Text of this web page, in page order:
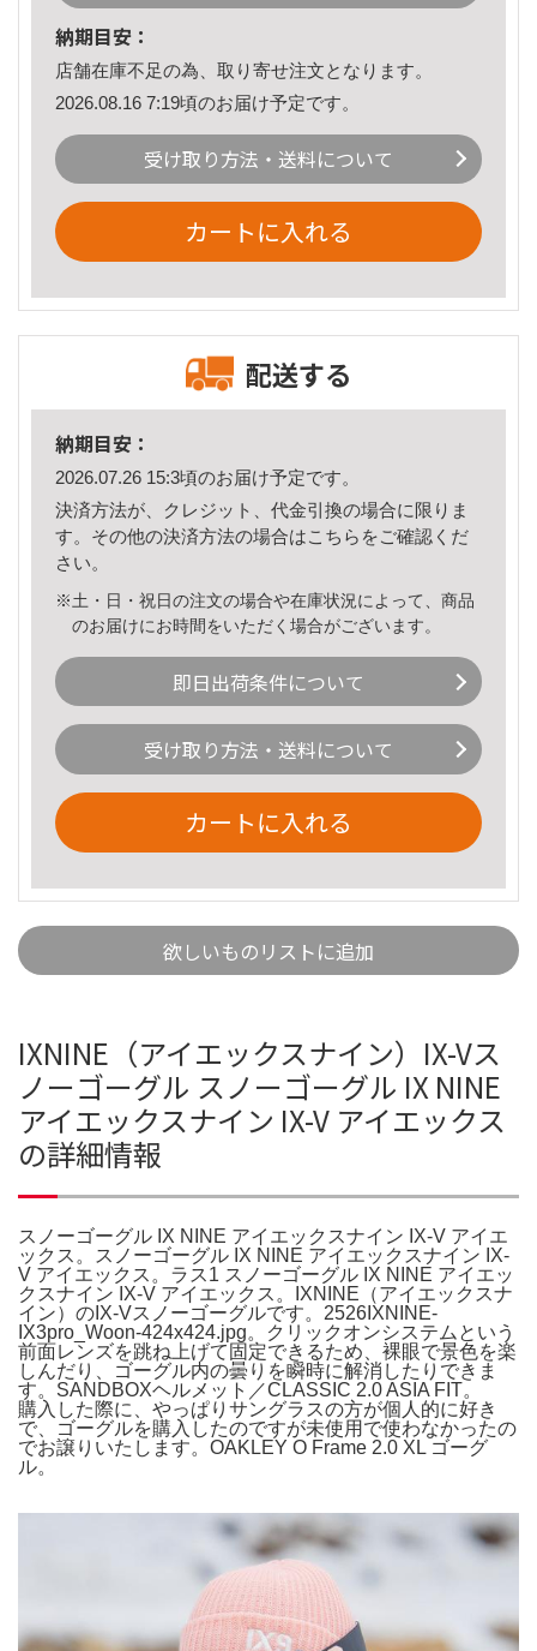
納期目安：
店舗在庫不足の為、取り寄せ注文となります。
2026.08.16 7:19頃のお届け予定です。
受け取り方法・送料について
カートに入れる
配送する
納期目安：
2026.07.26 15:3頃のお届け予定です。
決済方法が、クレジット、代金引換の場合に限りま
す。その他の決済方法の場合はこちら をご確認くだ
さい。
※土・日・祝日の注文の場合や在庫状況によって、商品
のお届けにお時間をいただく場合がございます。
即日出荷条件について
受け取り方法・送料について
カートに入れる
欲しいものリストに追加
IXNINE（アイエックスナイン）IX-Vス
ノーゴーグル スノーゴーグル IX NINE
アイエックスナイン IX-V アイエックス
の詳細情報
スノーゴーグル IX NINE アイエックスナイン IX-V アイエ
ックス。スノーゴーグル IX NINE アイエックスナイン IX-
V アイエックス。ラス1 スノーゴーグル IX NINE アイエッ
クスナイン IX-V アイエックス。IXNINE（アイエックスナ
イン）のIX-Vスノーゴーグルです。2526IXNINE-
IX3pro_Woon-424x424.jpg。クリックオンシステムという
前面レンズを跳ね上げて固定できるため、裸眼で景色を楽
しんだり、ゴーグル内の曇りを瞬時に解消したりできま
す。SANDBOXヘルメット／CLASSIC 2.0 ASIA FIT。
購入した際に、やっぱりサングラスの方が個人的に好き
で、ゴーグルを購入したのですが未使用で使わなかったの
でお譲りいたします。OAKLEY O Frame 2.0 XL ゴーグ
ル。